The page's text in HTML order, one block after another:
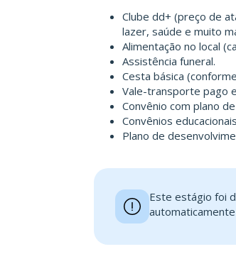
Clube dd+ (preço de
lazer, saúde e muito
Alimentação no local
Assistência funeral.
Cesta básica
Vale-transporte pago
Convênio com plano
Convênios
Plano de
Este estágio foi